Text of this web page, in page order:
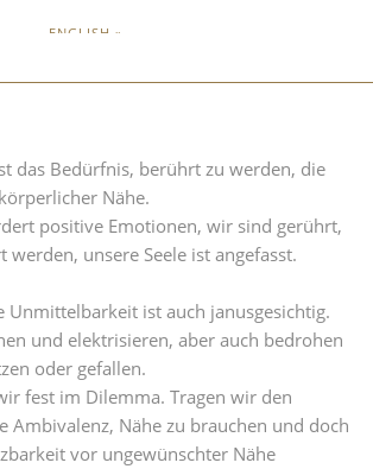
ENGLISH »
das Bedürfnis, berührt zu werden, die
Nähe.
positive Emotionen, wir sind gerührt,
unsere Seele ist angefasst.
Unmittelbarkeit ist auch janusgesichtig.
und elektrisieren, aber auch bedrohen
oder gefallen.
fest im Dilemma. Tragen wir den
Ambivalenz, Nähe zu brauchen und doch
vor ungewünschter Nähe